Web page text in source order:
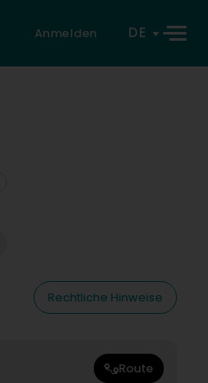
Anmelden DE
Rechtliche Hinweise
Route